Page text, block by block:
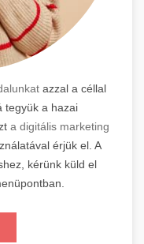
azzal a céllal
tegyük a hazai
a digitális marketing
érjük el. A
kérünk küld el